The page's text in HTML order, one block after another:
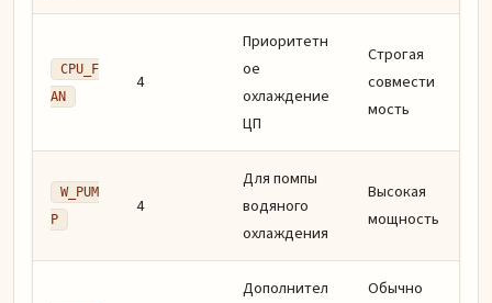
CPU_F
AN
4
Приоритетн
ое
охлаждение
ЦП
Строгая
совмести
мость
W_PUM
P
4
Для помпы
водяного
охлаждения
Высокая
мощность
Дополнител
Обычно